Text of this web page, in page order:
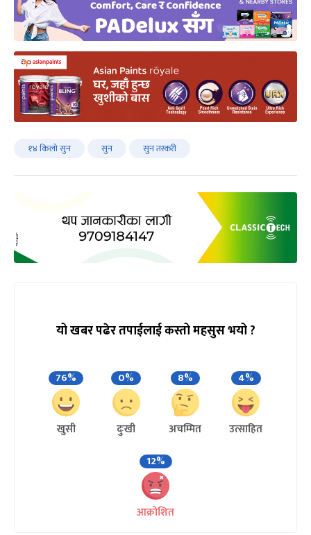
१४ किलो सुन सुन सुन तस्करी
यो खबर पढेर तपाईलाई कस्तो महसुस भयो ?
76%
खुसी
0%
दुःखी
8%
अचम्मित
4%
उत्साहित
12%
आक्रोशित